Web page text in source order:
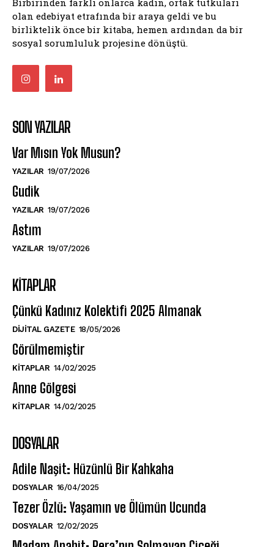
Birbirinden farklı onlarca kadın, ortak tutkuları
olan edebiyat etrafında bir araya geldi ve bu
birliktelik önce bir kitaba, hemen ardından da bir
sosyal sorumluluk projesine dönüştü.
SON YAZILAR
Var Mısın Yok Musun?
YAZILAR 19/07/2026
Gudik
YAZILAR 19/07/2026
Astım
YAZILAR 19/07/2026
KITAPLAR
Çünkü Kadınız Kolektifi 2025 Almanak
DIJITAL GAZETE 18/05/2026
Görülmemiştir
KITAPLAR 14/02/2025
Anne Gölgesi
KITAPLAR 14/02/2025
DOSYALAR
Adile Naşit: Hüzünlü Bir Kahkaha
DOSYALAR 16/04/2025
Tezer Özlü: Yaşamın ve Ölümün Ucunda
DOSYALAR 12/02/2025